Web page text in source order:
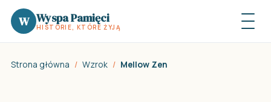
W Wyspa Pamięci
HISTORIE, KTÓRE ŻYJĄ
Strona główna / Wzrok / Mellow Zen